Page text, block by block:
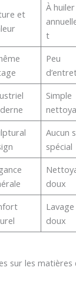
et
À huiler
t
Peu
Simple
Aucun
spécial
doux
Lavage
doux
sur les matières